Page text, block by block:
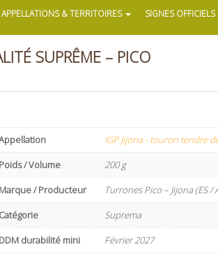
APPELLATIONS & TERRITOIRES SIGNES OFFICIELS
SUPRÊME – PICO
IGP Jijona - touron tendre
Poids / Volume
200 g
Marque / Producteur
Turrones Pico – Jijona (ES /
Catégorie
Suprema
DDM durabilité mini
Février 2027